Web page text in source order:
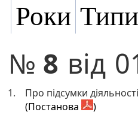
Роки
№ 8 від
1.
Про підсумки
(Постанова
)